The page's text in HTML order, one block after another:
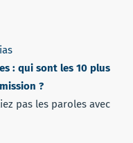
: qui sont les 10 plus
?
pas les paroles avec